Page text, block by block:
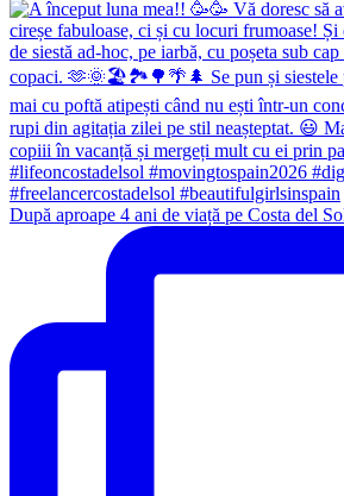
După aproape 4 ani de viață pe Costa del